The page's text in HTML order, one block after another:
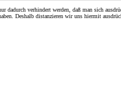
verhindert werden, daß man sich
Deshalb distanzieren wir uns hiermit